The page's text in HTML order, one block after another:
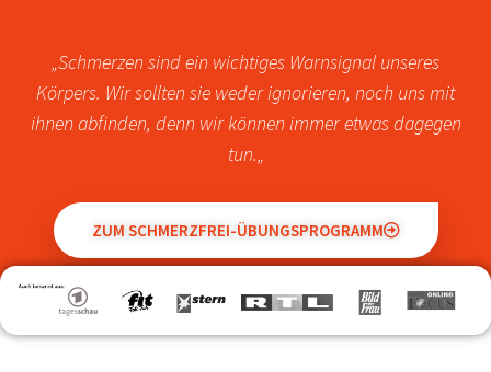
„Schmerzen sind ein wichtiges Warnsignal unseres
Körpers. Wir sollten sie weder ignorieren, noch uns mit
ihnen abfinden, denn wir können immer etwas dagegen
tun.„
ZUM SCHMERZFREI-ÜBUNGSPROGRAMM